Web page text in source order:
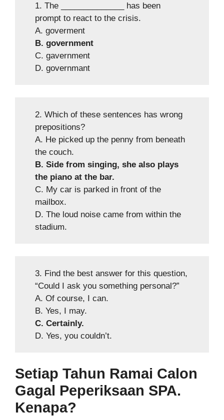
1. The ______________ has been
prompt to react to the crisis.
A. goverment
B. government
C. gavernment
D. governmant
2. Which of these sentences has wrong
prepositions?
A. He picked up the penny from beneath
the couch.
B. Side from singing, she also plays
the piano at the bar.
C. My car is parked in front of the
mailbox.
D. The loud noise came from within the
stadium.
3. Find the best answer for this question,
“Could I ask you something personal?”
A. Of course, I can.
B. Yes, I may.
C. Certainly.
D. Yes, you couldn’t.
Setiap Tahun Ramai Calon
Gagal Peperiksaan SPA.
Kenapa?